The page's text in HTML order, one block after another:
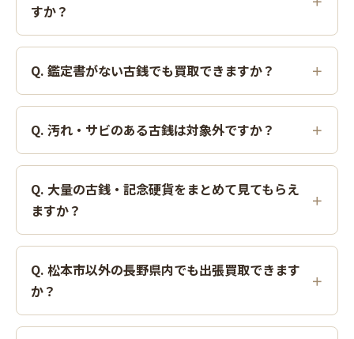
すか？
Q. 鑑定書がない古銭でも買取できますか？
Q. 汚れ・サビのある古銭は対象外ですか？
Q. 大量の古銭・記念硬貨をまとめて見てもらえ
ますか？
Q. 松本市以外の長野県内でも出張買取できます
か？